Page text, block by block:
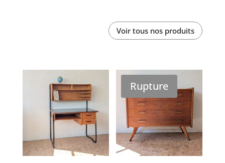
Voir tous nos produits
Rupture